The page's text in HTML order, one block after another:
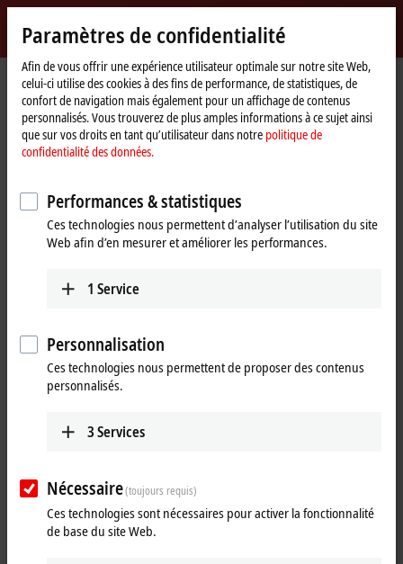
Beckhoff
-
New
Automation
Technology
myBeckhoff
Page
d'accueil
Products Motion Product finder Motion
Product finder Motion
The product finder only works on devices with a larger display.
Tabular product overview
Paramètres de confidentialité
Afin de vous offrir une expérience utilisateur optimale sur notre site Web,
celui-ci utilise des cookies à des fins de performance, de statistiques, de
confort de navigation mais également pour un affichage de contenus
personnalisés. Vous trouverez de plus amples informations à ce sujet ainsi
que sur vos droits en tant qu’utilisateur dans notre politique de
confidentialité des données.
Performances & statistiques
Ces technologies nous permettent d’analyser l’utilisation du site
Web afin d’en mesurer et améliorer les performances.
1 Service
Personnalisation
Ces technologies nous permettent de proposer des contenus
personnalisés.
3Services
Nécessaire(toujours requis)
Ces technologies sont nécessaires pour activer la fonctionnalité
de base du site Web.